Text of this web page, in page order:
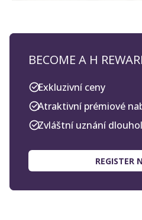
BECOME A H
Exkluzivní ceny
Atraktivní prémiové
Zvláštní uznání
REGISTER